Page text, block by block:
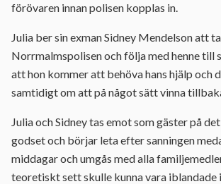
förövaren innan polisen kopplas in.
Julia ber sin exman Sidney Mendelson att
Norrmalmspolisen och följa med henne till
att hon kommer att behöva hans hjälp och
samtidigt om att på något sätt vinna
Julia och Sidney tas emot som gäster på
godset och börjar leta efter sanningen
middagar och umgås med alla
teoretiskt sett skulle kunna vara iblandade